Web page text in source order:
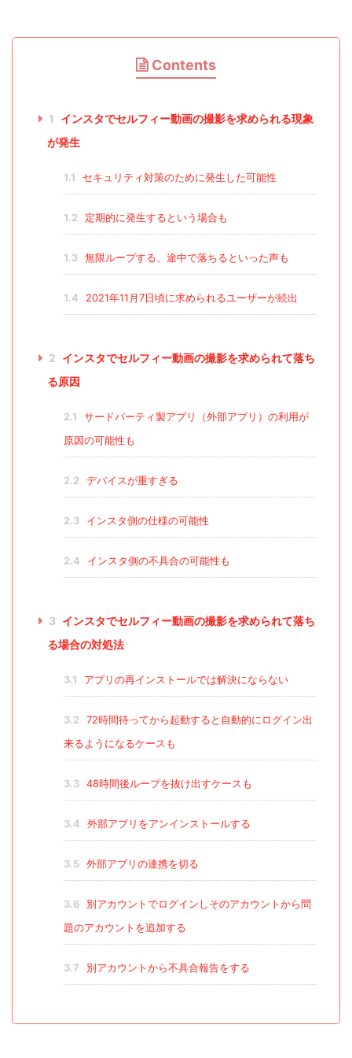
Contents
1
インスタでセルフィー動画の撮影を求められる現象
が発生
1.1 セキュリティ対策のために発生した可能性
1.2 定期的に発生するという場合も
1.3 無限ループする、途中で落ちるといった声も
1.4 2021年11月7日頃に求められるユーザーが続出
2 インスタでセルフィー動画の撮影を求められて落ち
る原因
2.1
サードパーティ製アプリ（外部アプリ）の利用が
原因の可能性も
2.2 デバイスが重すぎる
2.3 インスタ側の仕様の可能性
2.4 インスタ側の不具合の可能性も
3 インスタでセルフィー動画の撮影を求められて落ち
る場合の対処法
3.1 アプリの再インストールでは解決にならない
3.2
72時間待ってから起動すると自動的にログイン出
来るようになるケースも
3.3 48時間後ループを抜け出すケースも
3.4 外部アプリをアンインストールする
3.5 外部アプリの連携を切る
3.6
別アカウントでログインしそのアカウントから問
題のアカウントを追加する
3.7 別アカウントから不具合報告をする